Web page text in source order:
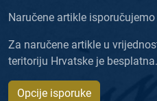
Naručene artikle
Za naručene artikle u
teritoriju Hrvatske je besplatna.
Opcije isporuke